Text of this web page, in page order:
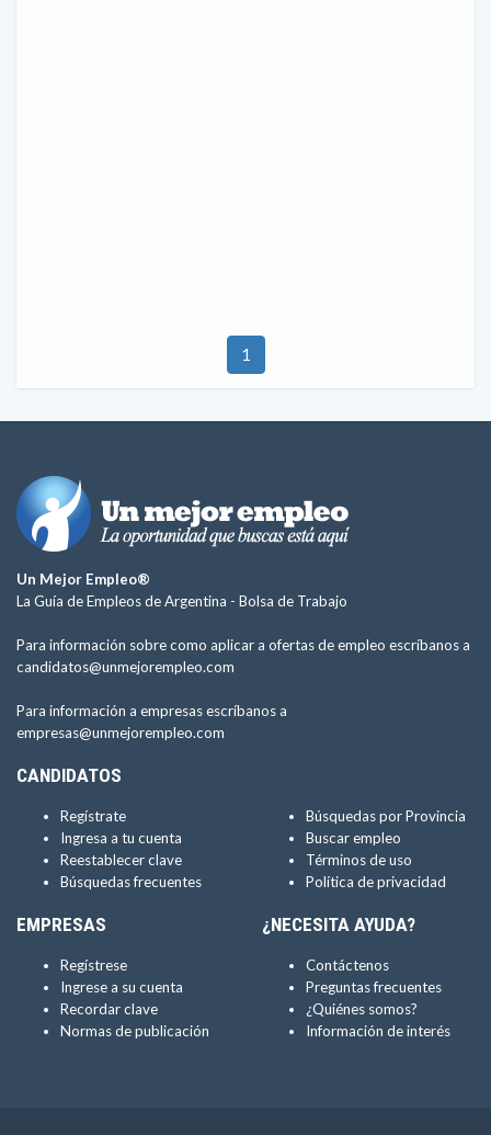
1
Un Mejor Empleo®
La Guía de Empleos de Argentina - Bolsa de Trabajo
Para información sobre como aplicar a ofertas de empleo escríbanos a
candidatos@unmejorempleo.com
Para información a empresas escríbanos a
empresas@unmejorempleo.com
CANDIDATOS
Regístrate
Ingresa a tu cuenta
Reestablecer clave
Búsquedas frecuentes
Búsquedas por Provincia
Buscar empleo
Términos de uso
Política de privacidad
EMPRESAS
Regístrese
Ingrese a su cuenta
Recordar clave
Normas de publicación
¿NECESITA AYUDA?
Contáctenos
Preguntas frecuentes
¿Quiénes somos?
Información de interés